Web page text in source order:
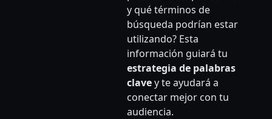
y qué términos de
búsqueda podrían estar
utilizando? Esta
información guiará tu
estrategia de palabras
clavey te ayudará a
conectar mejor con tu
audiencia.